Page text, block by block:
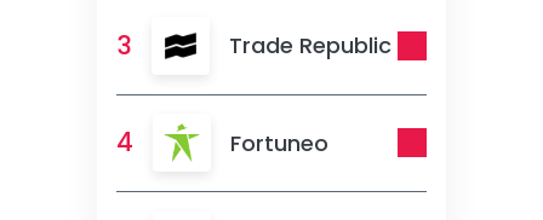
3 Trade Republic
4 Fortuneo